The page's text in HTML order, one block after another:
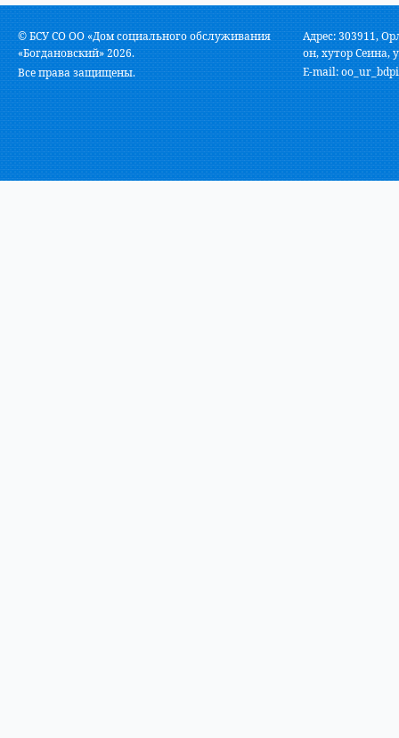
© БСУ СО ОО «Дом социального обслуживания
«Богдановский» 2026.
Все права защищены.
Адрес: 303911,
он, хутор Сеина,
E-mail: